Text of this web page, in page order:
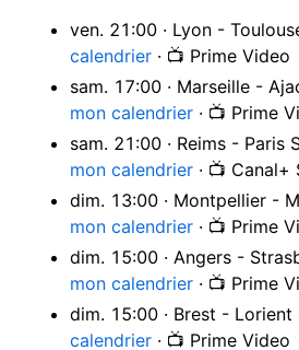
ven. 21:00 · Lyon -
calendrier · 📺 Prime Video
sam. 17:00 · Marseille -
mon calendrier · 📺 Prime
sam. 21:00 · Reims - Paris
mon calendrier · 📺
dim. 13:00 · Montpellier -
mon calendrier · 📺 Prime
dim. 15:00 · Angers -
mon calendrier · 📺 Prime
dim. 15:00 · Brest - Lorient
calendrier · 📺 Prime Video